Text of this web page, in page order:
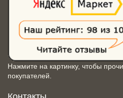
Нажмите на картинку, чтобы
покупателей.